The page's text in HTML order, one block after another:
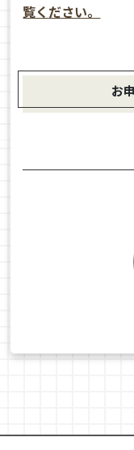
覧ください。
お